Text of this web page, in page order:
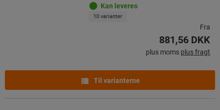
Kan leveres
10 varianter
Fra
881,56 DKK
plus moms plus fragt
Til varianterne